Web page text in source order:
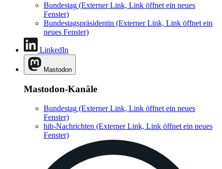
Bundestag (Externer Link, Link öffnet ein neues
Fenster)
Bundestagspräsidentin (Externer Link, Link öffnet ein
neues Fenster)
LinkedIn
Mastodon
Mastodon-Kanäle
Bundestag (Externer Link, Link öffnet ein neues
Fenster)
hib-Nachrichten (Externer Link, Link öffnet ein neues
Fenster)